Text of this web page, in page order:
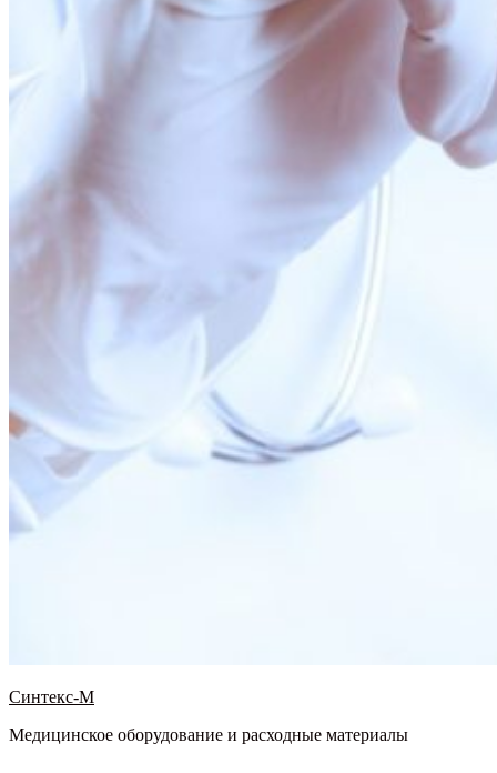
Синтекс-М
Медицинское оборудование и расходные материалы